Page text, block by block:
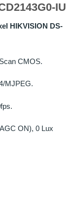
IU
HIKVISION DS-
CMOS.
MJPEG.
ON), 0 Lux